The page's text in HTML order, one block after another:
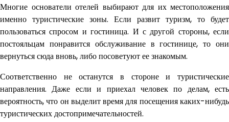
Многие основатели отелей выбирают для их местоположения
именно туристические зоны. Если развит туризм, то будет
пользоваться спросом и гостиница. И с другой стороны, если
постояльцам понравится обслуживание в гостинице, то они
вернуться сюда вновь, либо посоветуют ее знакомым.
Соответственно не останутся в стороне и туристические
направления. Даже если и приехал человек по делам, есть
вероятность, что он выделит время для посещения каких-нибудь
туристических достопримечательностей.